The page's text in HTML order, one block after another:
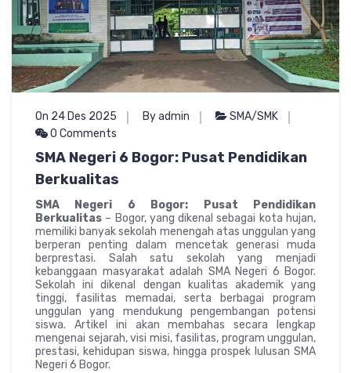
On 24 Des 2025 By admin
SMA/SMK
0 Comments
SMA Negeri 6 Bogor: Pusat Pendidikan
Berkualitas
SMA Negeri 6 Bogor: Pusat Pendidikan
Berkualitas – Bogor, yang dikenal sebagai kota hujan,
memiliki banyak sekolah menengah atas unggulan yang
berperan penting dalam mencetak generasi muda
berprestasi. Salah satu sekolah yang menjadi
kebanggaan masyarakat adalah SMA Negeri 6 Bogor.
Sekolah ini dikenal dengan kualitas akademik yang
tinggi, fasilitas memadai, serta berbagai program
unggulan yang mendukung pengembangan potensi
siswa. Artikel ini akan membahas secara lengkap
mengenai sejarah, visi misi, fasilitas, program unggulan,
prestasi, kehidupan siswa, hingga prospek lulusan SMA
Negeri 6 Bogor.